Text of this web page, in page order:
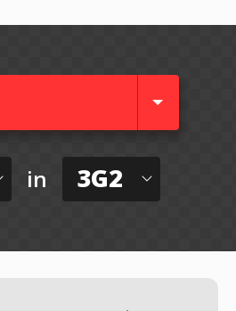
in 3G2